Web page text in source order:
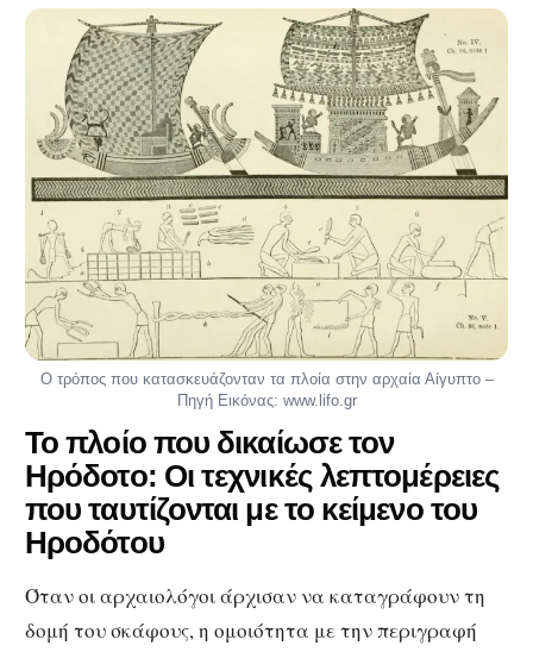
Ο τρόπος που κατασκευάζονταν τα πλοία στην αρχαία Αίγυπτο –
Πηγή Εικόνας: www.lifo.gr
Το πλοίο που δικαίωσε τον
Ηρόδοτο: Οι τεχνικές λεπτομέρειες
που ταυτίζονται με το κείμενο του
Ηροδότου
Όταν οι αρχαιολόγοι άρχισαν να καταγράφουν τη
δομή του σκάφους, η ομοιότητα με την περιγραφή